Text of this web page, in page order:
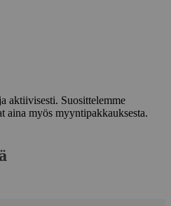
aktiivisesti. Suosittelemme
aina myös myyntipakkauksesta.